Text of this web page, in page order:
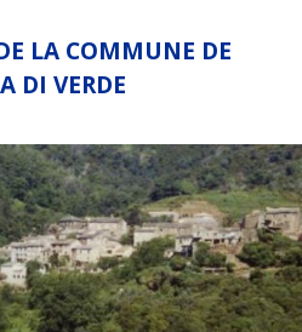
LA COMMUNE DE
DI VERDE